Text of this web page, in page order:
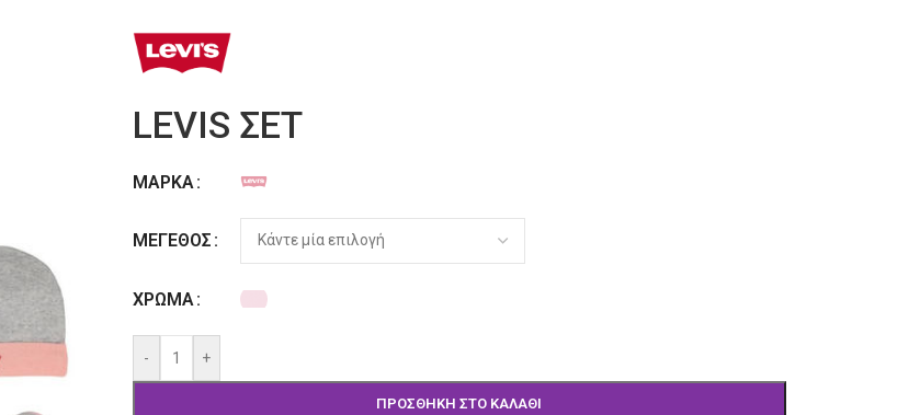
LEVIS ΣΕΤ
ΜΆΡΚΑ
ΜΈΓΕΘΟΣ
ΧΡΏΜΑ
- +
ΠΡΟΣΘΉΚΗ ΣΤΟ ΚΑΛΆΘΙ
Alternative: